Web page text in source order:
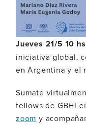
Jueves 21/5 10
iniciativa global,
en Argentina y el
Sumate
fellows de GBHI
zoom y